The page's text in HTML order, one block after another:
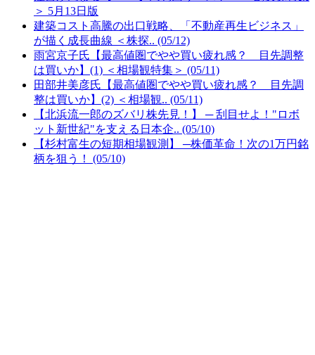
＞ 5月13日版
建築コスト高騰の出口戦略、「不動産再生ビジネス」
が描く成長曲線 ＜株探.. (05/12)
雨宮京子氏【最高値圏でやや買い疲れ感？ 目先調整
は買いか】(1) ＜相場観特集＞ (05/11)
田部井美彦氏【最高値圏でやや買い疲れ感？ 目先調
整は買いか】(2) ＜相場観.. (05/11)
【北浜流一郎のズバリ株先見！】 ─ 刮目せよ！"ロボ
ット新世紀"を支える日本企.. (05/10)
【杉村富生の短期相場観測】 ─株価革命！次の1万円銘
柄を狙う！ (05/10)